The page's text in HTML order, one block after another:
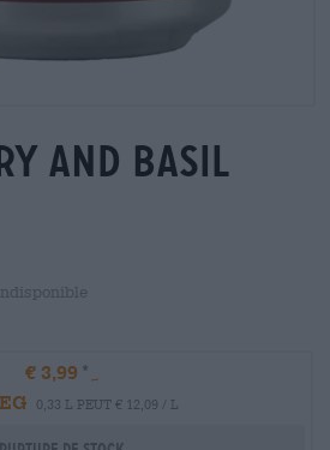
and basil
€ 3,99
0,33 L PEUT € 12,09 / L